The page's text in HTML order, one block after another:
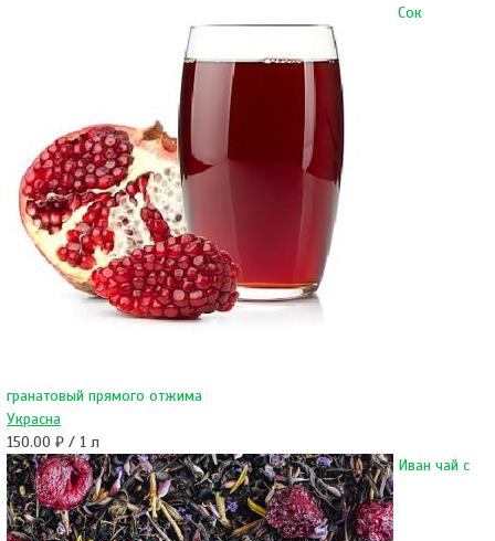
Сок
гранатовый прямого отжима
Украсна
150.00 ₽ / 1 л
Иван чай с